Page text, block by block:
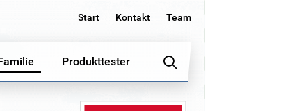
Start Kontakt Team
Produkttester